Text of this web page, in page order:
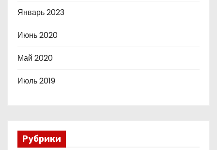
Январь 2023
Июнь 2020
Май 2020
Июль 2019
Рубрики